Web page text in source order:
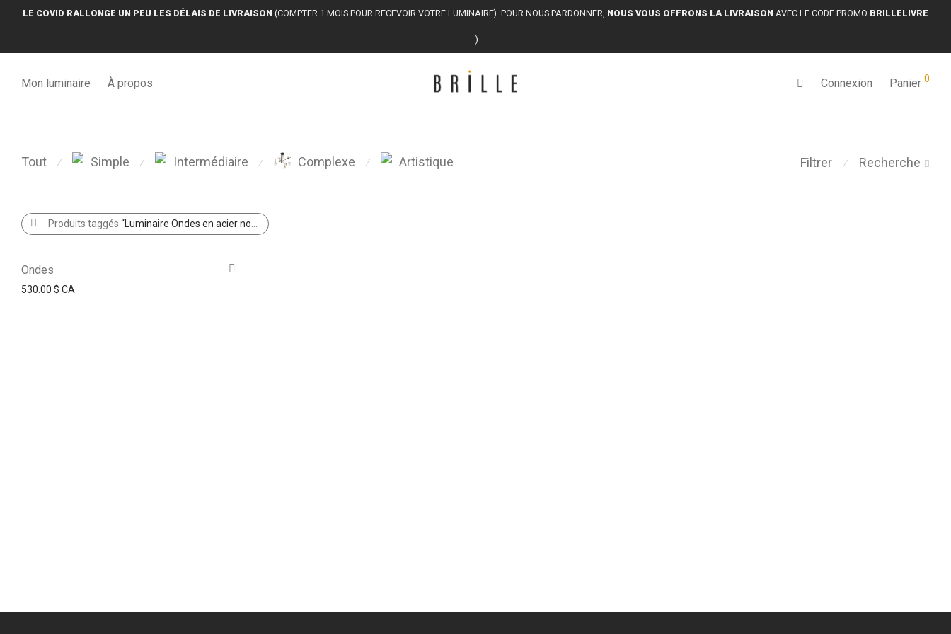
LE COVID RALLONGE UN PEU LES DÉLAIS DE LIVRAISON (COMPTER 1 MOIS POUR RECEVOIR VOTRE LUMINAIRE). POUR NOUS PARDONNER, NOUS VOUS OFFRONS LA LIVRAISON AVEC LE CODE PROMO BRILLELIVRE
:)
Mon luminaire À propos Connexion Panier 0
Filtrer ⁄ Recherche
Tout ⁄ Simple ⁄ Intermédiaire ⁄ Complexe ⁄ Artistique
Produits taggés “Luminaire Ondes en acier noir fin et élégant”
Ondes
530.00 $ CA